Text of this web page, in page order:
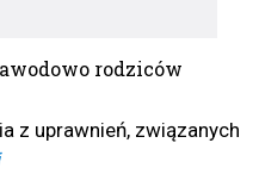
rodziców
z uprawnień, związanych